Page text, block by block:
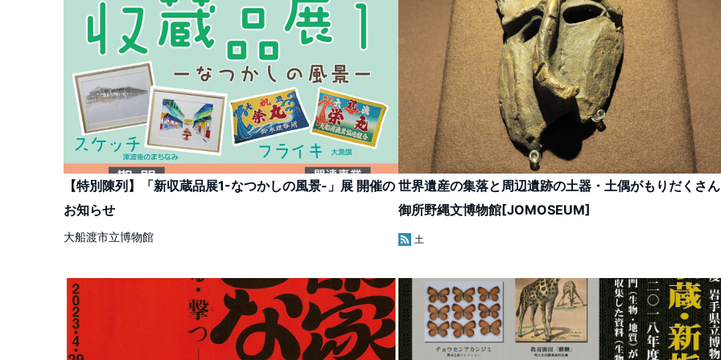
【特別陳列】「新収蔵品展1-なつかしの風景-」展 開催の
お知らせ
大船渡市立博物館
世界遺産の集落と周辺遺跡の土器・土偶がもりだくさ
御所野縄文博物館[JOMOSEUM]
土